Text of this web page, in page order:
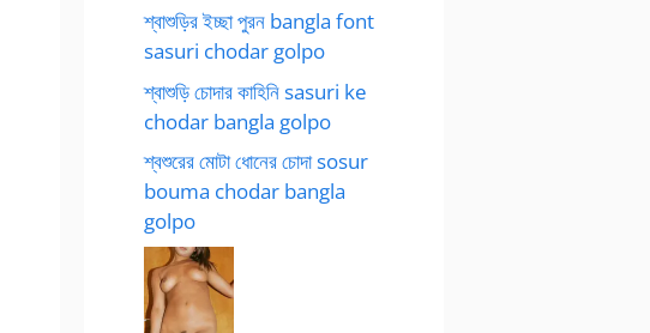
শ্বাশুড়ির ইচ্ছা পুরন bangla font
sasuri chodar golpo
শ্বাশুড়ি চোদার কাহিনি sasuri ke
chodar bangla golpo
শ্বশুরের মোটা ধোনের চোদা sosur
bouma chodar bangla
golpo